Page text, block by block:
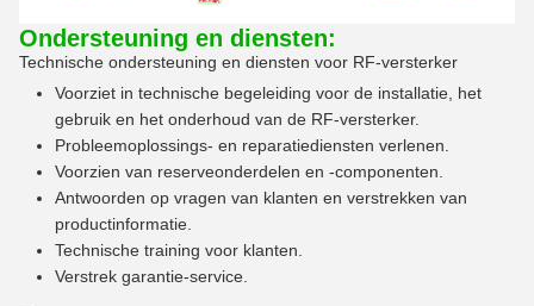
Ondersteuning en diensten:
Technische ondersteuning en diensten voor RF-versterker
Voorziet in technische begeleiding voor de installatie, het
gebruik en het onderhoud van de RF-versterker.
Probleemoplossings- en reparatiediensten verlenen.
Voorzien van reserveonderdelen en -componenten.
Antwoorden op vragen van klanten en verstrekken van
productinformatie.
Technische training voor klanten.
Verstrek garantie-service.